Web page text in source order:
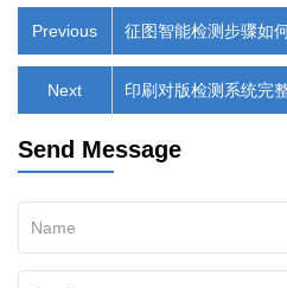
Previous 征图智能检测步骤如
印刷对版检测系统完
Next
Send Message